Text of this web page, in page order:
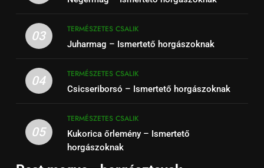
03
TERMÉSZETES CSALIK
Juharmag – Ismertető horgászoknak
04
TERMÉSZETES CSALIK
Csicseriborsó – Ismertető horgászoknak
05
TERMÉSZETES CSALIK
Kukorica őrlemény – Ismertető
horgászoknak